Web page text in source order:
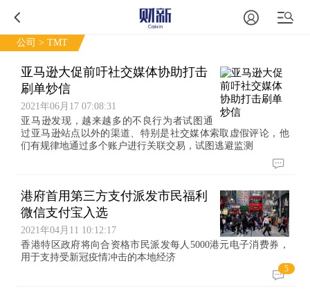
公司 > TMT
亚马逊大促前吁社交媒体协助打击
刷单炒信
2021年06月17 07:08:31
亚马逊发现，越来越多的不良行为者试图通
过亚马逊站点以外的渠道、特别是社交媒体索取虚假评论，他
们有规律地通过多个账户进行关联交易，试图逃避监测
港府首用第三方支付派发市民福利
微信支付宝入选
2021年04月11 10:12:17
香港特区政府将向合资格市民派发每人5000港元电子消费券，
用于支持受新冠疫情冲击的本地经济
5